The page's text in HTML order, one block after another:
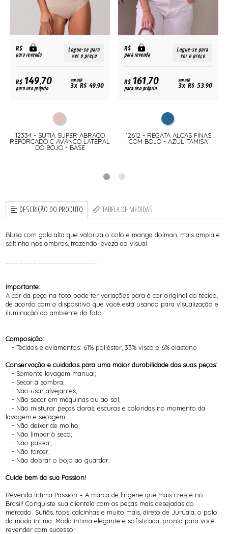
R$
para revenda
Logue-se para
ver o preço
R$149,70
para uso próprio
em até
3x R$ 49,90
12334 - SUTIA SUPER ABRAÇO
REFORCADO C AVANCO LATERAL
DO BOJO - BASE
R$
para revenda
Logue-se para
ver o preço
R$161,70
para uso próprio
em até
3x R$ 53,90
12612 - REGATA ALCAS FINAS
COM BOJO - AZUL TAMISA
DESCRIÇÃO DO PRODUTO TABELA DE MEDIDAS
Blusa com gola alta que valoriza o colo e manga dolman, mais ampla e
soltinha nos ombros, trazendo leveza ao visual.
Importante:
A cor da peça na foto pode ter variações para a cor original do tecido,
de acordo com o dispositivo que você está usando para visualização e
iluminação do ambiente da foto.
Composição:
- Tecidos e aviamentos: 61% poliéster, 33% visco e 6% elastano
Conservação e cuidados para uma maior durabilidade das suas peças:
- Somente lavagem manual;
- Secar à sombra;
- Não usar alvejantes;
- Não secar em máquinas ou ao sol;
- Não misturar peças claras, escuras e coloridas no momento da
lavagem e secagem;
- Não deixar de molho;
- Não limpar à seco;
- Não passar;
- Não torcer;
- Não dobrar o bojo ao guardar;
Cuide bem da sua Passion!
Revenda Íntima Passion – A marca de lingerie que mais cresce no
Brasil! Conquiste sua clientela com as peças mais desejadas do
mercado. Sutiãs, tops, calcinhas e muito mais, direto de Juruaia, o polo
da moda íntima. Moda íntima elegante e sofisticada, pronta para você
revender com sucesso!